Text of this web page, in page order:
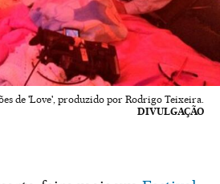
de 'Love', produzido por Rodrigo Teixeira.
DIVULGAÇÃO